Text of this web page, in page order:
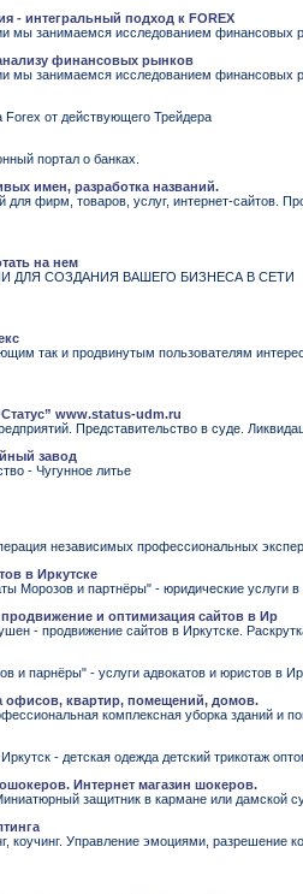
- интегральный подход к FOREX
мы занимаемся исследованием финансовых
финансовых рынков
мы занимаемся исследованием финансовых
от действующего Трейдера
портал о банках.
имен, разработка названий.
для фирм, товаров, услуг, интернет-сайтов.
на нем
ДЛЯ СОЗДАНИЯ ВАШЕГО БИЗНЕСА В СЕТИ
так и продвинутым пользователям
www.status-udm.ru
Представительство в суде.
завод
- Чугунное литье
независимых профессиональных
в Иркутске
Морозов и партнёры" - юридические услуги
и оптимизация сайтов в Ир
- продвижение сайтов в Иркутске.
и парнёры" - услуги адвокатов и юристов в
офисов, квартир, помещений, домов.
комплексная уборка зданий и
- детская одежда детский трикотаж
Интернет магазин шокеров.
защитник в кармане или дамской
коучинг. Управление эмоциями,